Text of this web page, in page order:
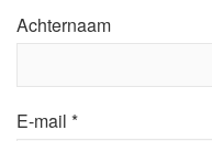
Achternaam
E-mail *